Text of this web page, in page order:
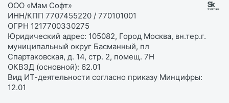
ООО «Мам Софт»
ИНН/КПП 7707455220 / 770101001
ОГРН 1217700330275
Юридический адрес: 105082, Город Москва, вн.тер.г.
муниципальный округ Басманный, пл
Спартаковская, д. 14, стр. 2, помещ. 7Н
ОКВЭД (основной): 62.01
Вид ИТ-деятельности согласно приказу Минцифры:
12.01